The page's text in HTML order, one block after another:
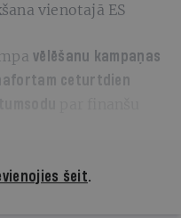
vienotajā ES
vēlēšanu kampaņas
ceturtdien
šeit.